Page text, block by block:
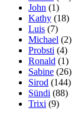
John (1)
Kathy (18)
Luis (7)
Michael (2)
Probsti (4)
Ronald (1)
Sabine (26)
Sirod (144)
Sündi (88)
Trixi (9)